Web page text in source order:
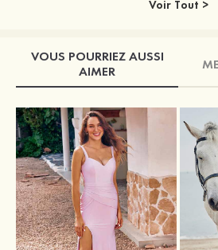
Voir Tout >
VOUS POURRIEZ AUSSI
AIMER